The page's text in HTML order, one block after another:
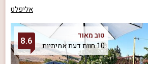
אליפלט
טוב מאוד
10 חוות דעת אמיתיות
8.6